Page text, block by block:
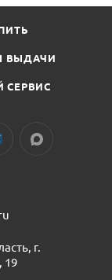
ВЫДАЧИ
СЕРВИС
г.
19